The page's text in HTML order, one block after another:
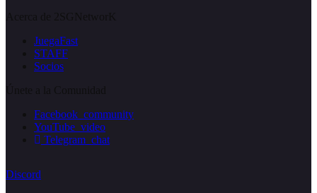
JuegaFast
STAFF
Socios
Facebook_community
YouTube_video
Telegram_chat
Discord